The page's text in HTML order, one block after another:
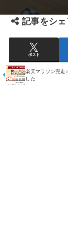
記事をシェ
ポスト
楽天マラソン完走
した